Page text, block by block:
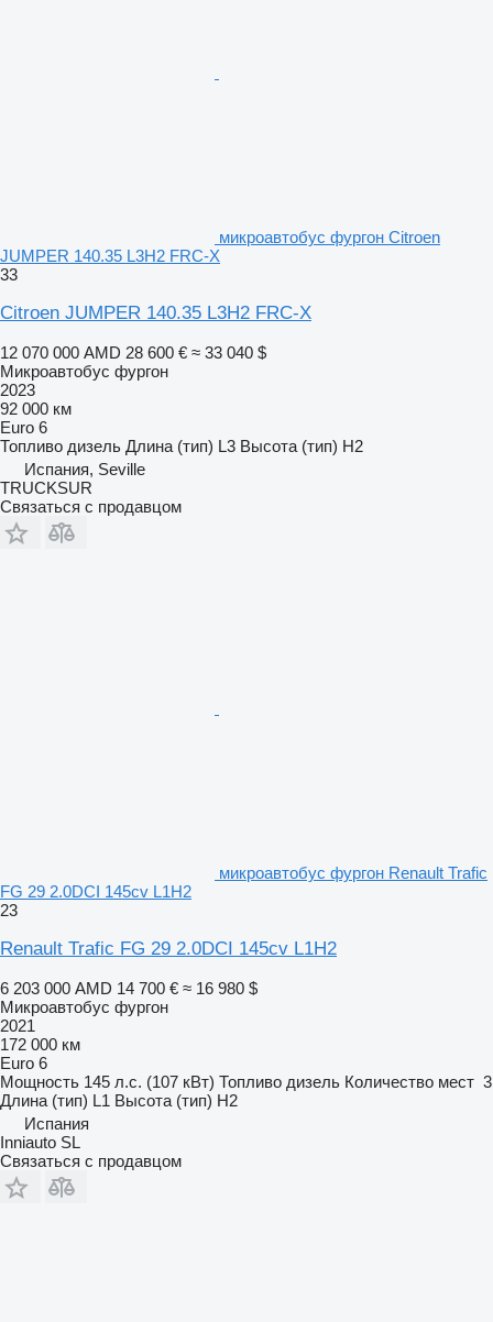
микроавтобус фургон Citroen
JUMPER 140.35 L3H2 FRC-X
33
Citroen JUMPER 140.35 L3H2 FRC-X
12 070 000 AMD 28 600 € ≈ 33 040 $
Микроавтобус фургон
2023
92 000 км
Euro 6
Топливо дизель Длина (тип) L3 Высота (тип) H2
Испания, Seville
TRUCKSUR
Связаться с продавцом
микроавтобус фургон Renault Trafic
FG 29 2.0DCI 145cv L1H2
23
Renault Trafic FG 29 2.0DCI 145cv L1H2
6 203 000 AMD 14 700 € ≈ 16 980 $
Микроавтобус фургон
2021
172 000 км
Euro 6
Мощность 145 л.с. (107 кВт) Топливо дизель Количество мест 3
Длина (тип) L1 Высота (тип) H2
Испания
Inniauto SL
Связаться с продавцом